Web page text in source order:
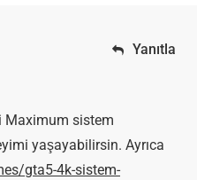
Maximum sistem
yaşayabilirsin. Ayrıca
gta5-4k-sistem-
Yanıtla